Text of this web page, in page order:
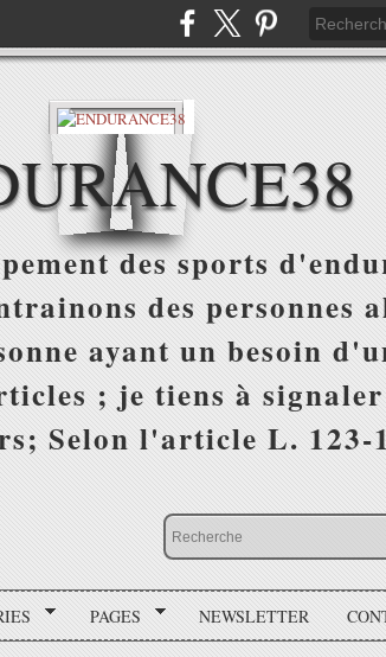
des sports
des personnes
ayant un besoin
; je tiens à
Selon l'article L. 123-
PAGES NEWSLETTER